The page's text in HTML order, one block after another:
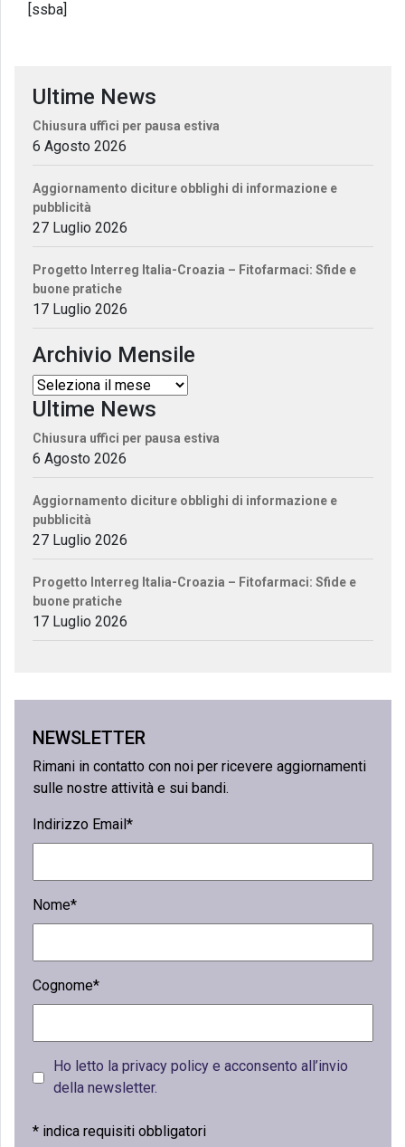
[ssba]
Ultime News
Chiusura uffici per pausa estiva
6 Agosto 2026
Aggiornamento diciture obblighi di informazione e
pubblicità
27 Luglio 2026
Progetto Interreg Italia-Croazia – Fitofarmaci: Sfide e
buone pratiche
17 Luglio 2026
Archivio Mensile
Ultime News
Chiusura uffici per pausa estiva
6 Agosto 2026
Aggiornamento diciture obblighi di informazione e
pubblicità
27 Luglio 2026
Progetto Interreg Italia-Croazia – Fitofarmaci: Sfide e
buone pratiche
17 Luglio 2026
NEWSLETTER
Rimani in contatto con noi per ricevere aggiornamenti
sulle nostre attività e sui bandi.
Indirizzo Email*
Nome*
Cognome*
Ho letto la privacy policy e acconsento all’invio
della newsletter.
* indica requisiti obbligatori